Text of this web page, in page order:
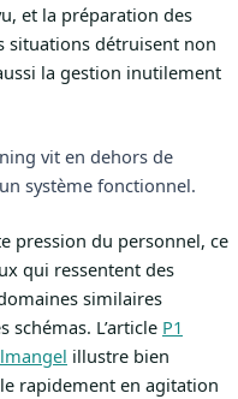
et la préparation des
situations détruisent non
la gestion inutilement
vit en dehors de
système fonctionnel.
pression du personnel, ce
qui ressentent des
similaires
L’article P1
illustre bien
rapidement en agitation